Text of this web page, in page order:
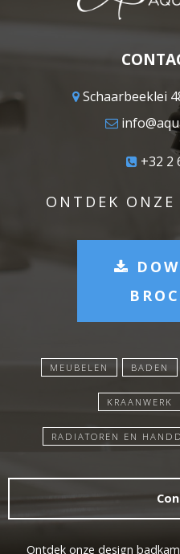
Schaarbeeklei
+32 2
ONTDEK ONZE
MEUBELEN BADEN
KRAANWERK
RADIATOREN EN
Ontdek onze design